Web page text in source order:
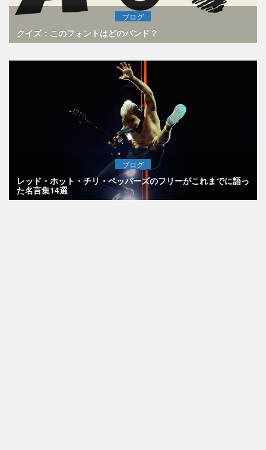
ブログ
クイズ：このフォントはどのバンド？
ブログ
レッド・ホット・チリ・ペッパーズのフリーがこれまでに語っ
た名言集14選